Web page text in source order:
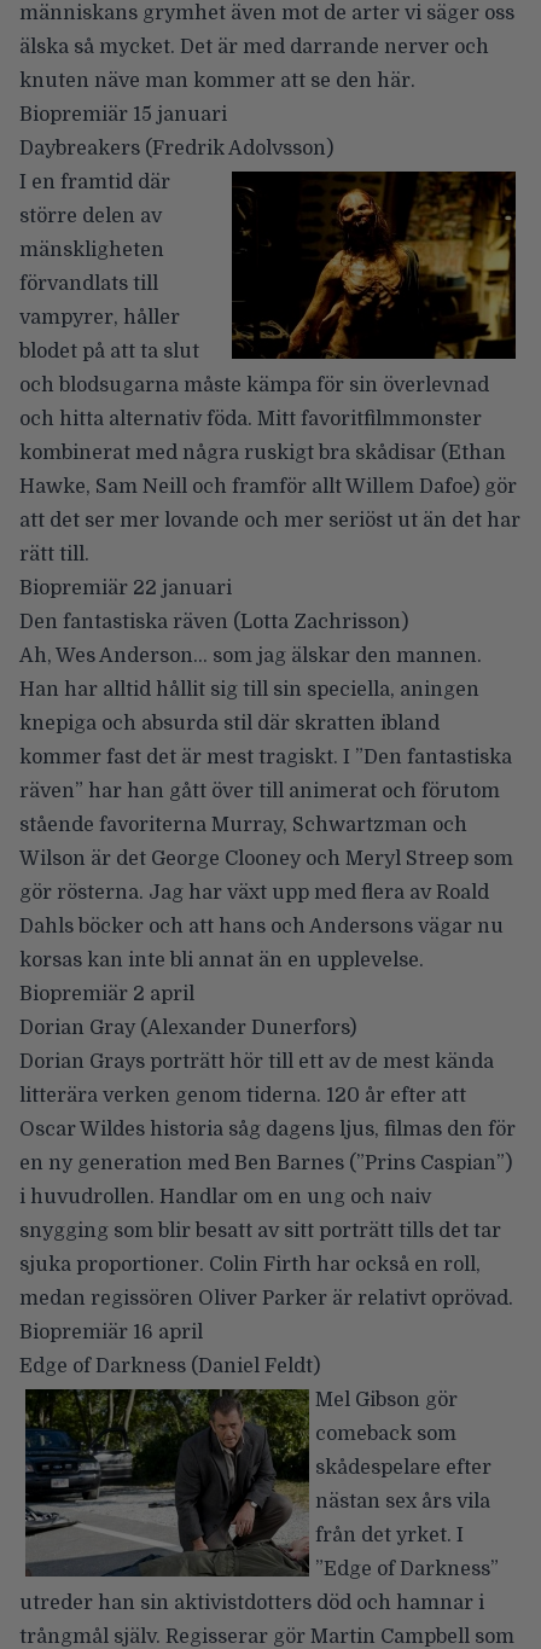
människans grymhet även mot de arter vi säger oss
älska så mycket. Det är med darrande nerver och
knuten näve man kommer att se den här.
Biopremiär 15 januari
Daybreakers (Fredrik Adolvsson)
I en framtid där
större delen av
mänskligheten
förvandlats till
vampyrer, håller
blodet på att ta slut
och blodsugarna måste kämpa för sin överlevnad
och hitta alternativ föda. Mitt favoritfilmmonster
kombinerat med några ruskigt bra skådisar (Ethan
Hawke, Sam Neill och framför allt Willem Dafoe) gör
att det ser mer lovande och mer seriöst ut än det har
rätt till.
Biopremiär 22 januari
Den fantastiska räven (Lotta Zachrisson)
Ah, Wes Anderson… som jag älskar den mannen.
Han har alltid hållit sig till sin speciella, aningen
knepiga och absurda stil där skratten ibland
kommer fast det är mest tragiskt. I ”Den fantastiska
räven” har han gått över till animerat och förutom
stående favoriterna Murray, Schwartzman och
Wilson är det George Clooney och Meryl Streep som
gör rösterna. Jag har växt upp med flera av Roald
Dahls böcker och att hans och Andersons vägar nu
korsas kan inte bli annat än en upplevelse.
Biopremiär 2 april
Dorian Gray (Alexander Dunerfors)
Dorian Grays porträtt hör till ett av de mest kända
litterära verken genom tiderna. 120 år efter att
Oscar Wildes historia såg dagens ljus, filmas den för
en ny generation med Ben Barnes (”Prins Caspian”)
i huvudrollen. Handlar om en ung och naiv
snygging som blir besatt av sitt porträtt tills det tar
sjuka proportioner. Colin Firth har också en roll,
medan regissören Oliver Parker är relativt oprövad.
Biopremiär 16 april
Edge of Darkness (Daniel Feldt)
Mel Gibson gör
comeback som
skådespelare efter
nästan sex års vila
från det yrket. I
”Edge of Darkness”
utreder han sin aktivistdotters död och hamnar i
trångmål själv. Regisserar gör Martin Campbell som